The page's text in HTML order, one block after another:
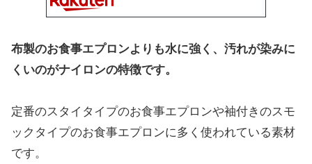
布製のお食事エプロンよりも水に強く、汚れが染みに
くいのがナイロンの特徴です。
定番のスタイタイプのお食事エプロンや袖付きのスモ
ックタイプのお食事エプロンに多く使われている素材
です。